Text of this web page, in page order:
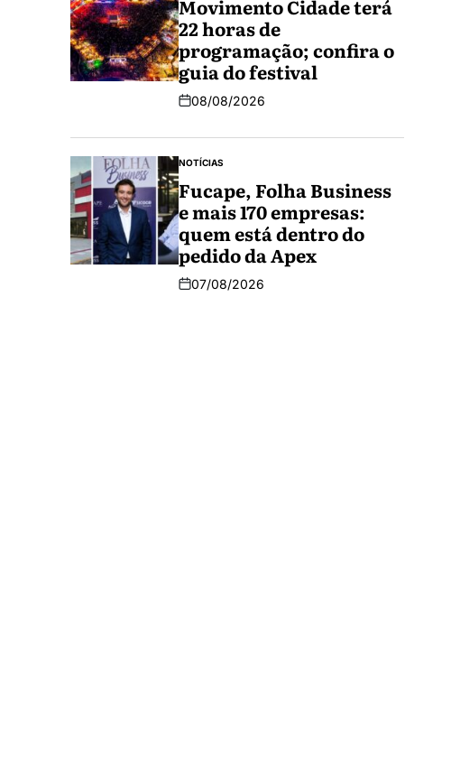
Movimento Cidade terá
22 horas de
programação; confira o
guia do festival
08/08/2026
NOTÍCIAS
Fucape, Folha Business
e mais 170 empresas:
quem está dentro do
pedido da Apex
07/08/2026